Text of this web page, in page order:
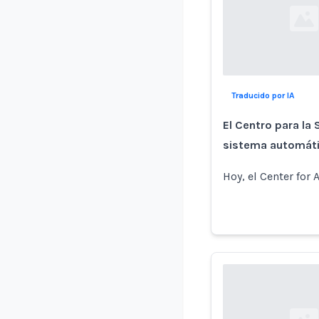
Traducido por IA
El Centro para la
sistema
Hoy, el Center for